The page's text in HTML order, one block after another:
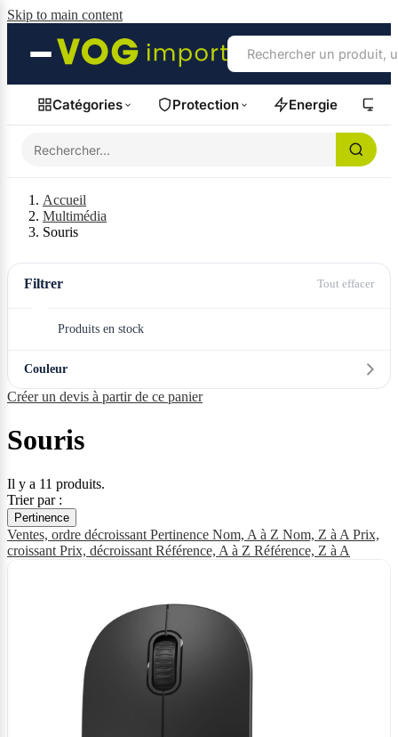
Skip to main content
Catégories Protection Energie
Accueil
Multimédia
Souris
Filtrer Tout effacer
Produits en stock
Couleur
Créer un devis à partir de ce panier
Souris
Il y a 11 produits.
Trier par :
Pertinence
Ventes, ordre décroissant Pertinence Nom, A à Z Nom, Z à A Prix,
croissant Prix, décroissant Référence, A à Z Référence, Z à A